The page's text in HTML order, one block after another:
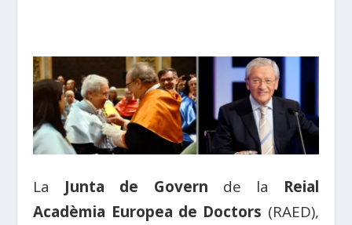
La Junta de Govern de la Reial
Acadèmia Europea de Doctors (RAED),